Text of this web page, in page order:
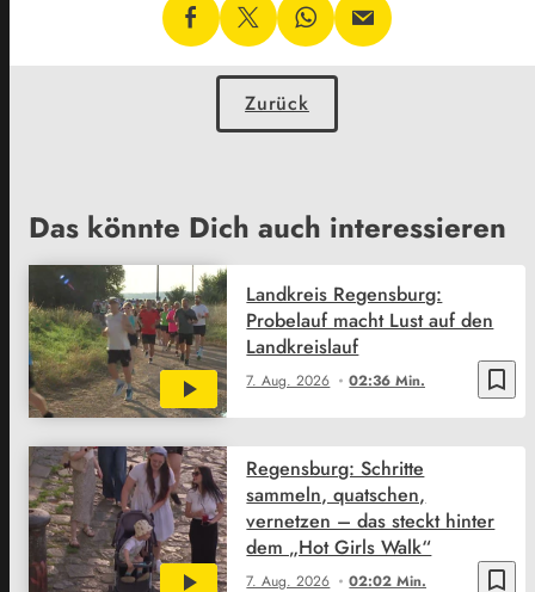
Zurück
Das könnte Dich auch interessieren
bookmark_border
7. Aug. 2026 02:36 Min.
Landkreis Regensburg:
Probelauf macht Lust auf den
Landkreislauf
bookmark_border
7. Aug. 2026 02:02 Min.
Regensburg: Schritte
sammeln, quatschen,
vernetzen – das steckt hinter
dem „Hot Girls Walk“